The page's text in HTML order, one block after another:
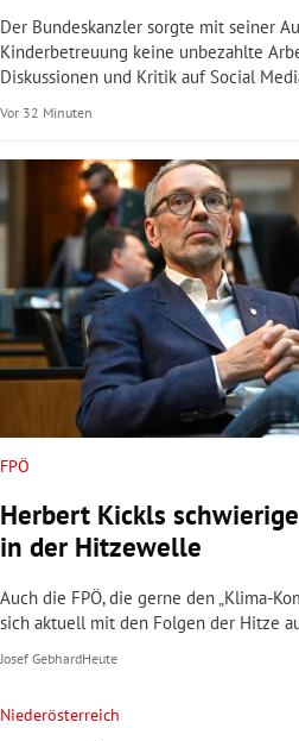
Der Bundeskanzler sorgte mit seiner
Kinderbetreuung keine unbezahlte
Diskussionen und Kritik auf Social
Vor 32 Minuten
FPÖ
Herbert Kickls
in der Hitzewelle
Auch die FPÖ, die gerne den „Klima-
sich aktuell mit den Folgen der Hitze
Josef GebhardHeute
Niederösterreich